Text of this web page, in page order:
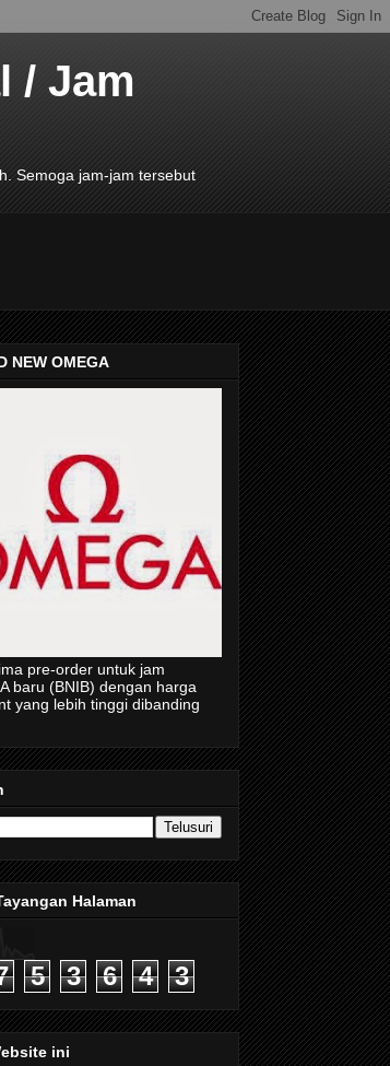
/ Jam
Semoga jam-jam tersebut
NEW OMEGA
pre-order untuk jam
baru (BNIB) dengan harga
yang lebih tinggi dibanding
Halaman
5 3 6 4 3
ini